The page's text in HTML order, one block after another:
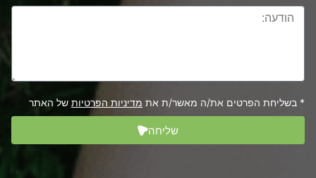
* בשליחת הפרטים את/ה מאשר/ת את מדיניות הפרטיות של האתר
שליחה